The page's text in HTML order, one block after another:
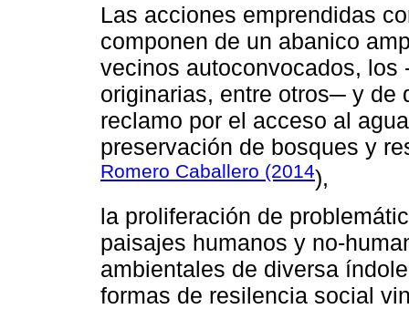
Las acciones emprendidas
componen de un abanico
vecinos autoconvocados,
originarias, entre otros─ y de
reclamo por el acceso al
preservación de bosques y
Romero Caballero (2014),
la proliferación de
paisajes humanos y no-
ambientales de diversa
formas de resilencia social